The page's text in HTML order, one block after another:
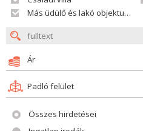
Más üdülő és lakó objektumok
Ár
Padló felület
Összes hirdetései